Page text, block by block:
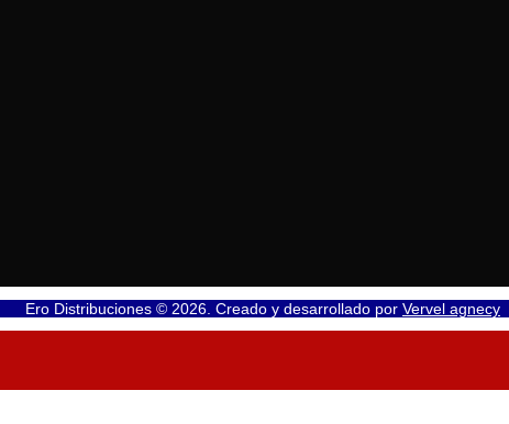
Ero Distribuciones © 2026. Creado y desarrollado por Vervel agnecy